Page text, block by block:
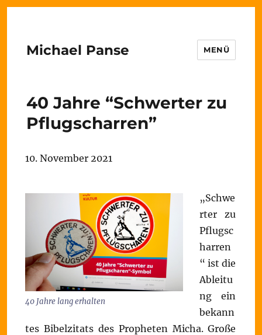
Michael Panse MENÜ
40 Jahre “Schwerter zu
Pflugscharren”
10. November 2021
40 Jahre lang erhalten
„Schwe
rter zu
Pflugsc
harren
“ ist die
Ableitu
ng ein
bekann
tes Bibelzitats des Propheten Micha. Große